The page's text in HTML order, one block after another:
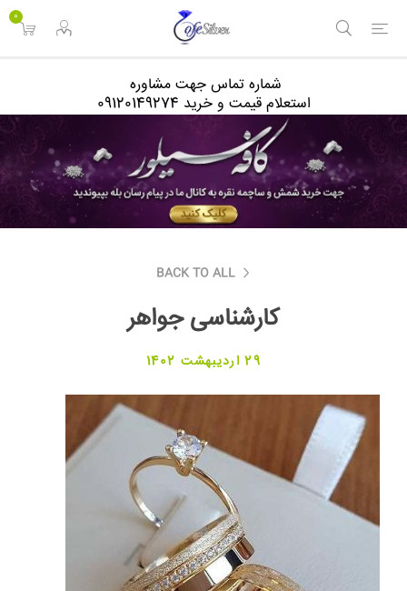
0
شماره تماس جهت مشاوره
استعلام قیمت و خرید 09120149274
BACK TO ALL
کارشناسی جواهر
29 اردیبهشت 1402